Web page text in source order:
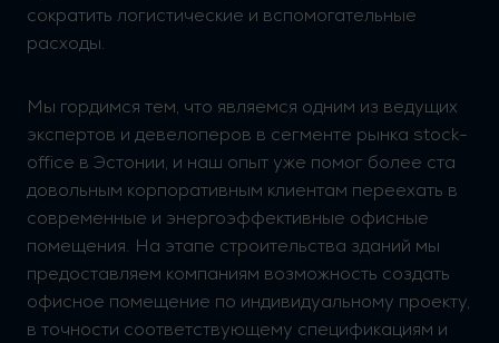
сократить логистические и вспомогательные
расходы.
Мы гордимся тем, что являемся одним из ведущих
экспертов и девелоперов в сегменте рынка stock-
office в Эстонии, и наш опыт уже помог более ста
довольным корпоративным клиентам переехать в
современные и энергоэффективные офисные
помещения. На этапе строительства зданий мы
предоставляем компаниям возможность создать
офисное помещение по индивидуальному проекту,
в точности соответствующему спецификациям и